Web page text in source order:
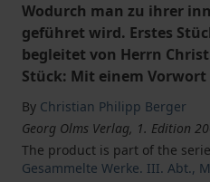
Wodurch man zu ihrer
geführet wird. Erstes
begleitet von Herrn
Stück: Mit einem Vorwort
By Christian Philipp Berger
Georg Olms Verlag, 1. Edition
The product is part of the
Gesammelte Werke. III. Abt.,